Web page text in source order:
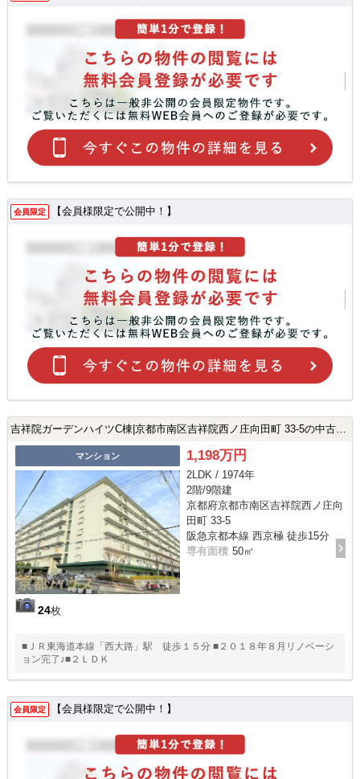
会員限定 【会員様限定で公開中！】
吉祥院ガーデンハイツC棟|京都市南区吉祥院西ノ庄向田町 33-5の中古マンション
マンション
24枚
1,198万円
2LDK / 1974年
2階/9階建
京都府京都市南区吉祥院西ノ庄向
田町 33-5
阪急京都本線 西京極 徒歩15分
専有面積 50㎡
■ＪＲ東海道本線「西大路」駅 徒歩１５分 ■２０１８年８月リノベーシ
ョン完了♪■２ＬＤＫ
会員限定 【会員様限定で公開中！】